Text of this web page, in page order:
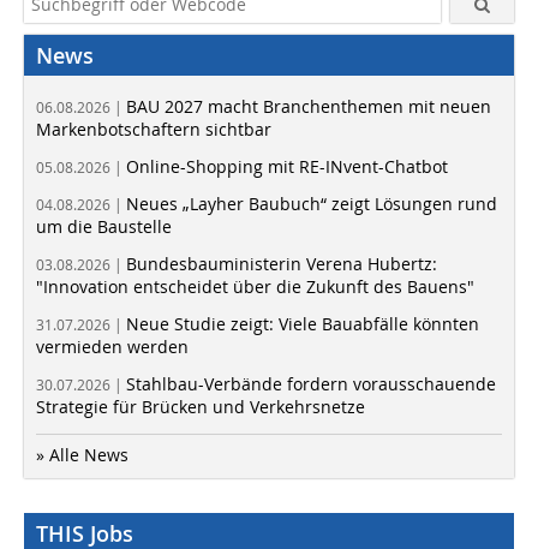
News
06.08.2026 | BAU 2027 macht Branchenthemen mit neuen
Markenbotschaftern sichtbar
05.08.2026 | Online-Shopping mit RE-INvent-Chatbot
04.08.2026 | Neues „Layher Baubuch“ zeigt Lösungen rund
um die Baustelle
03.08.2026 | Bundesbauministerin Verena Hubertz:
"Innovation entscheidet über die Zukunft des Bauens"
31.07.2026 | Neue Studie zeigt: Viele Bauabfälle könnten
vermieden werden
30.07.2026 | Stahlbau-Verbände fordern vorausschauende
Strategie für Brücken und Verkehrsnetze
» Alle News
THIS Jobs